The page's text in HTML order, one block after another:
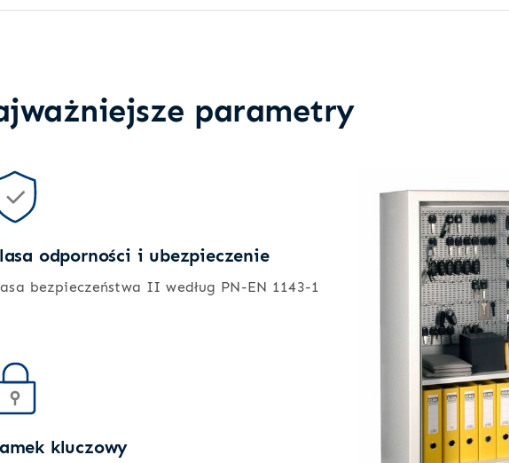
parametry
odporności i ubezpieczenie
bezpieczeństwa II według PN-EN 1143-1
kluczowy